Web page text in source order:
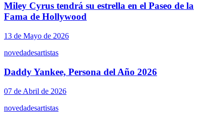
Miley Cyrus tendrá su estrella en el Paseo de la
Fama de Hollywood
13 de Mayo de 2026
novedadesartistas
Daddy Yankee, Persona del Año 2026
07 de Abril de 2026
novedadesartistas